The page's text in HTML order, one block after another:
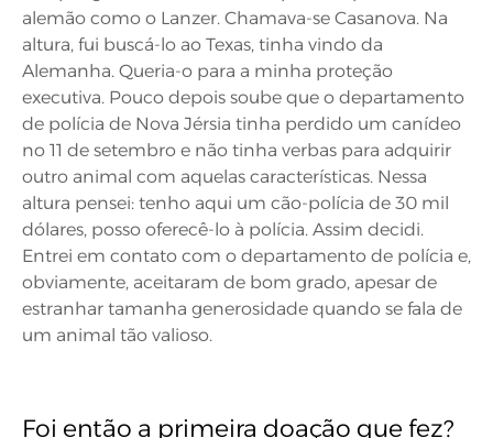
alemão como o Lanzer. Chamava-se Casanova. Na
altura, fui buscá-lo ao Texas, tinha vindo da
Alemanha. Queria-o para a minha proteção
executiva. Pouco depois soube que o departamento
de polícia de Nova Jérsia tinha perdido um canídeo
no 11 de setembro e não tinha verbas para adquirir
outro animal com aquelas características. Nessa
altura pensei: tenho aqui um cão-polícia de 30 mil
dólares, posso oferecê-lo à polícia. Assim decidi.
Entrei em contato com o departamento de polícia e,
obviamente, aceitaram de bom grado, apesar de
estranhar tamanha generosidade quando se fala de
um animal tão valioso.
Foi então a primeira doação que fez?